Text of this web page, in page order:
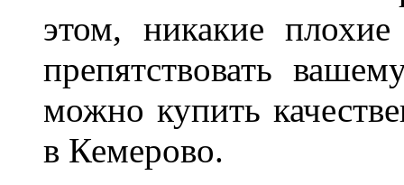
этом, никакие
препятствовать
можно купить
в Кемерово.